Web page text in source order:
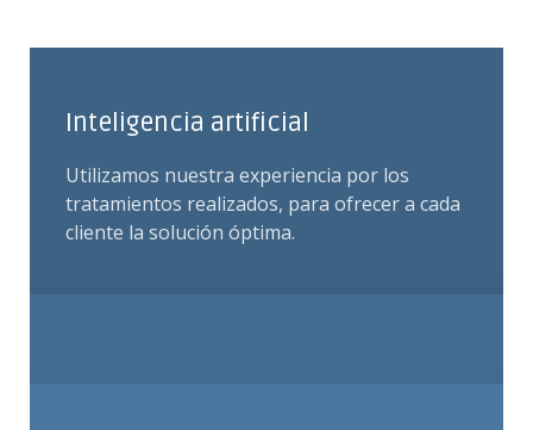
Inteligencia artificial
Utilizamos nuestra experiencia por los
tratamientos realizados, para ofrecer a cada
cliente la solución óptima.